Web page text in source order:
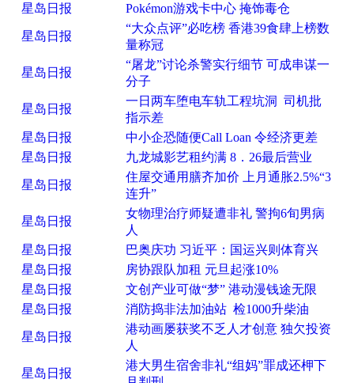
星岛日报
Pokémon游戏卡中心 掩饰毒仓
星岛日报
“大众点评”必吃榜 香港39食肆上榜数
量称冠
星岛日报
“屠龙”讨论杀警实行细节 可成串谋一
分子
星岛日报
一日两车堕电车轨工程坑洞 司机批
指示差
星岛日报
中小企恐随便Call Loan 令经济更差
星岛日报
九龙城影艺租约满 8．26最后营业
星岛日报
住屋交通用膳齐加价 上月通胀2.5%“3
连升”
星岛日报
女物理治疗师疑遭非礼 警拘6旬男病
人
星岛日报
巴奥庆功 习近平：国运兴则体育兴
星岛日报
房协跟队加租 元旦起涨10%
星岛日报
文创产业可做“梦” 港动漫钱途无限
星岛日报
消防捣非法加油站 检1000升柴油
星岛日报
港动画屡获奖不乏人才创意 独欠投资
人
星岛日报
港大男生宿舍非礼“组妈”罪成还柙下